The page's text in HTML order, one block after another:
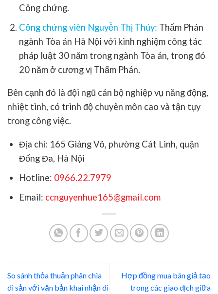
Công chứng.
Công chứng viên Nguyễn Thị Thủy: Thẩm Phán
ngành Tòa án Hà Nội với kinh nghiệm công tác
pháp luật 30 năm trong ngành Tòa án, trong đó
20 năm ở cương vị Thẩm Phán.
Bên cạnh đó là đội ngũ cán bộ nghiệp vụ năng động,
nhiệt tình, có trình độ chuyên môn cao và tận tụy
trong công việc.
Địa chỉ: 165 Giảng Võ, phường Cát Linh, quận
Đống Đa, Hà Nội
Hotline: 0966.22.7979
Email: ccnguyenhue165@gmail.com
So sánh thỏa thuận phân chia
di sản với văn bản khai nhận di
Hợp đồng mua bán giả tạo
trong các giao dịch giữa